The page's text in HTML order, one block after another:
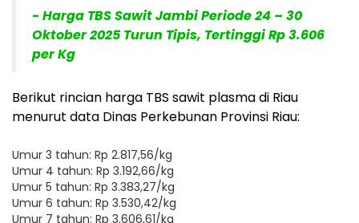
- Harga TBS Sawit Jambi Periode 24 – 30
Oktober 2025 Turun Tipis, Tertinggi Rp 3.606
per Kg
Berikut rincian harga TBS sawit plasma di Riau
menurut data Dinas Perkebunan Provinsi Riau:
Umur 3 tahun: Rp 2.817,56/kg
Umur 4 tahun: Rp 3.192,66/kg
Umur 5 tahun: Rp 3.383,27/kg
Umur 6 tahun: Rp 3.530,42/kg
Umur 7 tahun: Rp 3.606,61/kg